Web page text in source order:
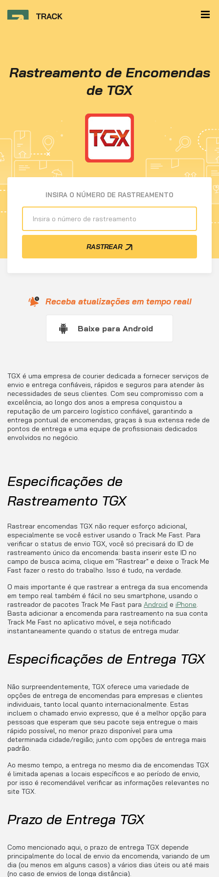
Rastreamento de Encomendas
de TGX
INSIRA O NÚMERO DE RASTREAMENTO
RASTREAR
Receba atualizações em tempo real!
Baixe para Android
TGX é uma empresa de courier dedicada a fornecer serviços de
envio e entrega confiáveis, rápidos e seguros para atender às
necessidades de seus clientes. Com seu compromisso com a
excelência, ao longo dos anos a empresa conquistou a
reputação de um parceiro logístico confiável, garantindo a
entrega pontual de encomendas, graças à sua extensa rede de
pontos de entrega e uma equipe de profissionais dedicados
envolvidos no negócio.
Especificações de
Rastreamento TGX
Rastrear encomendas TGX não requer esforço adicional,
especialmente se você estiver usando o Track Me Fast. Para
verificar o status de envio TGX, você só precisará do ID de
rastreamento único da encomenda: basta inserir este ID no
campo de busca acima, clique em "Rastrear" e deixe o Track Me
Fast fazer o resto do trabalho. Isso é tudo, na verdade.
O mais importante é que rastrear a entrega da sua encomenda
em tempo real também é fácil no seu smartphone, usando o
rastreador de pacotes Track Me Fast para Android e iPhone.
Basta adicionar a encomenda para rastreamento na sua conta
Track Me Fast no aplicativo móvel, e seja notificado
instantaneamente quando o status de entrega mudar.
Especificações de Entrega TGX
Não surpreendentemente, TGX oferece uma variedade de
opções de entrega de encomendas para empresas e clientes
individuais, tanto local quanto internacionalmente. Estas
incluem o chamado envio expresso, que é a melhor opção para
pessoas que esperam que seu pacote seja entregue o mais
rápido possível, no menor prazo disponível para uma
determinada cidade/região; junto com opções de entrega mais
padrão.
Ao mesmo tempo, a entrega no mesmo dia de encomendas TGX
é limitada apenas a locais específicos e ao período de envio,
por isso é recomendável verificar as informações relevantes no
site TGX.
Prazo de Entrega TGX
Como mencionado aqui, o prazo de entrega TGX depende
principalmente do local de envio da encomenda, variando de um
dia (ou menos em alguns casos) a vários dias úteis ou até mais
(no caso de envios de longa distância).